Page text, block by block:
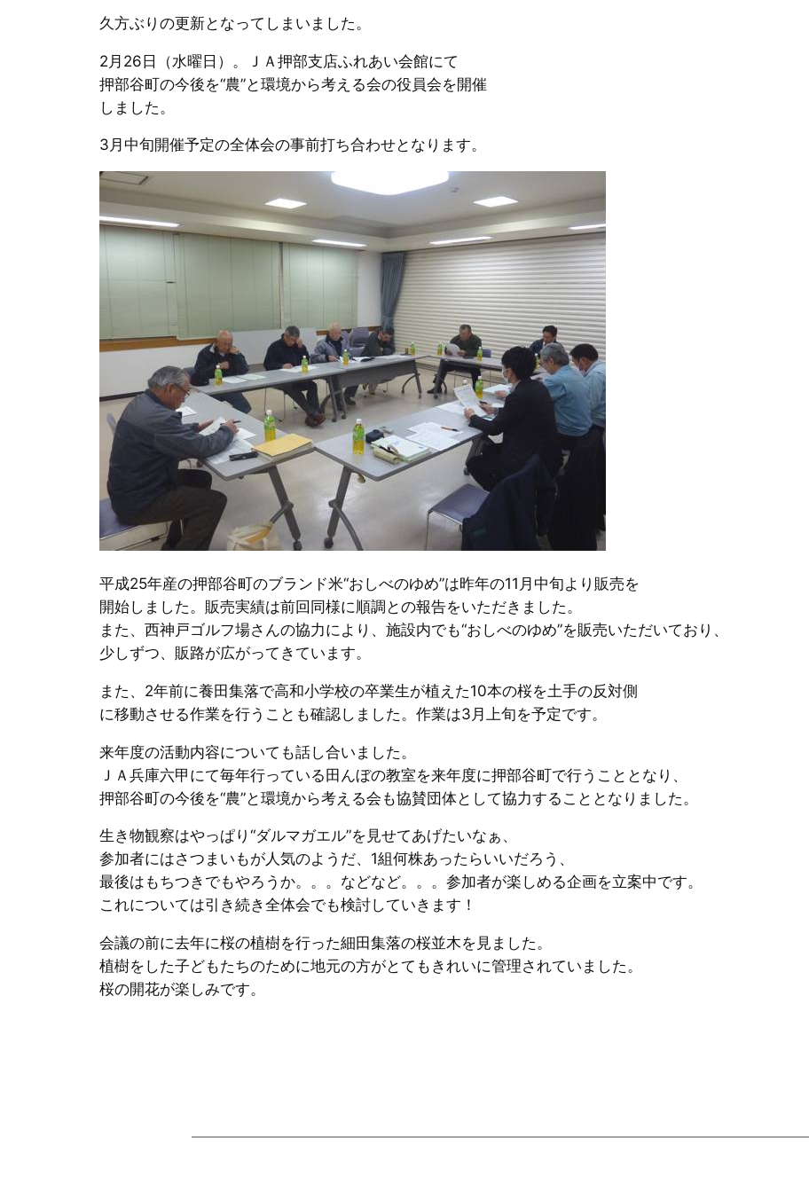
久方ぶりの更新となってしまいました。
2月26日（水曜日）。ＪＡ押部支店ふれあい会館にて
押部谷町の今後を“農”と環境から考える会の役員会を開催
しました。
3月中旬開催予定の全体会の事前打ち合わせとなります。
平成25年産の押部谷町のブランド米“おしべのゆめ”は昨年の11月中旬より販売を
開始しました。販売実績は前回同様に順調との報告をいただきました。
また、西神戸ゴルフ場さんの協力により、施設内でも“おしべのゆめ”を販売いただいており、
少しずつ、販路が広がってきています。
また、2年前に養田集落で高和小学校の卒業生が植えた10本の桜を土手の反対側
に移動させる作業を行うことも確認しました。作業は3月上旬を予定です。
来年度の活動内容についても話し合いました。
ＪＡ兵庫六甲にて毎年行っている田んぼの教室を来年度に押部谷町で行うこととなり、
押部谷町の今後を“農”と環境から考える会も協賛団体として協力することとなりました。
生き物観察はやっぱり“ダルマガエル”を見せてあげたいなぁ、
参加者にはさつまいもが人気のようだ、1組何株あったらいいだろう、
最後はもちつきでもやろうか。。。などなど。。。参加者が楽しめる企画を立案中です。
これについては引き続き全体会でも検討していきます！
会議の前に去年に桜の植樹を行った細田集落の桜並木を見ました。
植樹をした子どもたちのために地元の方がとてもきれいに管理されていました。
桜の開花が楽しみです。